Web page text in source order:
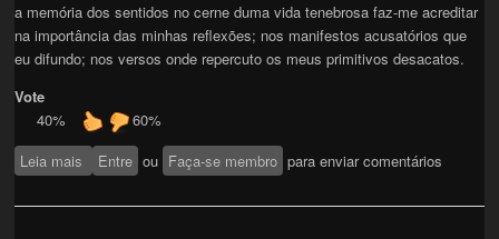
a memória dos sentidos no cerne duma vida tenebrosa faz-me acreditar
na importância das minhas reflexões; nos manifestos acusatórios que
eu difundo; nos versos onde repercuto os meus primitivos desacatos.
Vote
40%
60%
Leia mais sobre um puzzle lacrimado
Entre ou Faça-se membro para enviar comentários